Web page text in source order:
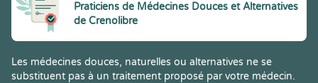
Praticiens de Médecines Douces et Alternatives
de Crenolibre
Les médecines douces, naturelles ou alternatives ne se
substituent pas à un traitement proposé par votre médecin.